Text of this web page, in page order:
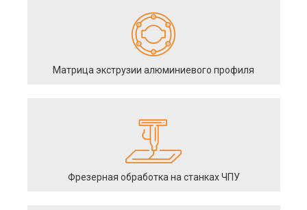
Матрица экструзии алюминиевого профиля
Фрезерная обработка на станках ЧПУ